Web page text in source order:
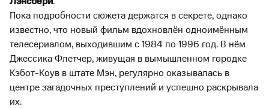
Пока подробности сюжета держатся в секрете, однако
известно, что новый фильм вдохновлён одноимённым
телесериалом, выходившим с 1984 по 1996 год. В нём
Джессика Флетчер, живущая в вымышленном городке
Кэбот-Коув в штате Мэн, регулярно оказывалась в
центре загадочных преступлений и успешно раскрывала
их.